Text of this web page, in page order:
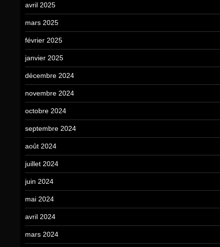
avril 2025
mars 2025
février 2025
janvier 2025
décembre 2024
novembre 2024
octobre 2024
septembre 2024
août 2024
juillet 2024
juin 2024
mai 2024
avril 2024
mars 2024